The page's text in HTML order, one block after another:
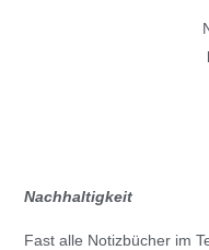
Nachhaltigkeit
Fast alle Notizbücher im